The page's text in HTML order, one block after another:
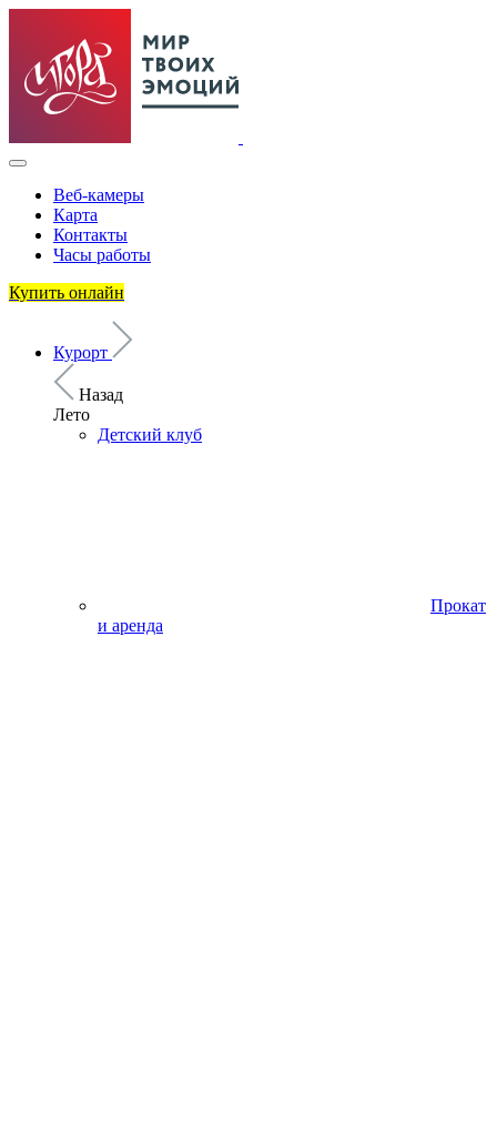
Веб-камеры
Карта
Контакты
Часы работы
Купить онлайн
Курорт
Назад
Лето
Детский клуб
Прокат
и аренда